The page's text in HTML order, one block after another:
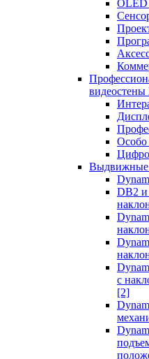
OLED
видеостены
Особо
Выдвижные
DB2
с
[2]